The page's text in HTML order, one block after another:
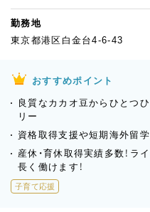
勤務地
東京都港区白金台4-6-43
おすすめポイント
良質なカカオ豆からひとつ
リー
資格取得支援や短期海外留
産休・育休取得実績多数！ラ
長く働けます！
子育て応援